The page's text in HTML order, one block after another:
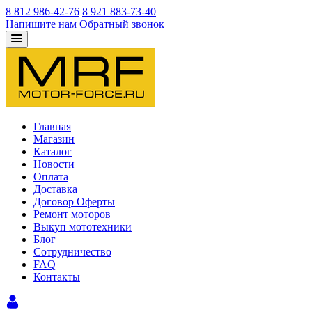
8 812 986-42-76 8 921 883-73-40
Напишите нам Обратный звонок
Главная
Магазин
Каталог
Новости
Оплата
Доставка
Договор Оферты
Ремонт моторов
Выкуп мототехники
Блог
Сотрудничество
FAQ
Контакты